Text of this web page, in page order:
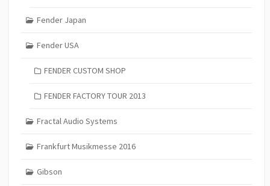
Fender Japan
Fender USA
FENDER CUSTOM SHOP
FENDER FACTORY TOUR 2013
Fractal Audio Systems
Frankfurt Musikmesse 2016
Gibson